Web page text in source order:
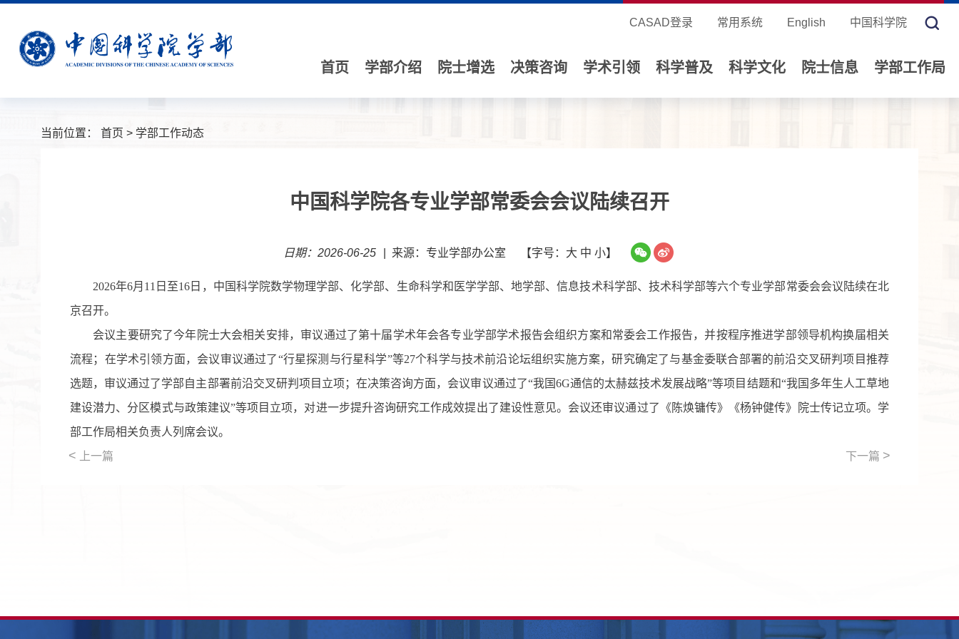
CASAD登录 常用系统 English 中国科学院
首页 学部介绍 院士增选 决策咨询 学术引领 科学普及 科学文化 院士信息 学部工作局
当前位置： 首页 > 学部工作动态
中国科学院各专业学部常委会会议陆续召开
日期：2026-06-25 来源：专业学部办公室 【字号： 大 中 小】
2026年6月 11 日至16 日，中国科学院数学物理学部、化学部、生命科学和医学学部、地学部、信息技术科学部、技术科学部等六个专业学部常委会会议陆续在北
京召开。
会议主要研究了今年院士大会相关安排，审议通过了第十届学术年会各专业学部学术报告会组织方案和常委会工作报告，并按程序推进学部领导机构换届相关
流程；在学术引领方面，会议审议通过了“行星探测与行星科学”等27个科学与技术前沿论坛组织实施方案，研究确定了与基金委联合部署的前沿交叉研判项目推荐
选题，审议通过了学部自主部署前沿交叉研判项目立项；在决策咨询方面， 会议审议通过了“我国6G通信的太赫兹技术发展战略”等项目结题和“我国多年生人工草地
建设潜力、分区模式与政策建议”等项目立项，对进一步提升咨询研究工作成效提出了建设性意见。 会议还审议通过了《陈焕镛传》《杨钟健传》院士传记立项。学
部工作局相关负责人列席会议。
< 上一篇 下一篇 >